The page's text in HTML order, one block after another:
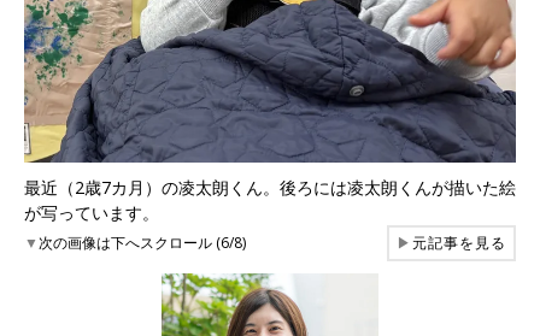
最近（2歳7カ月）の凌太朗くん。後ろには凌太朗くんが描いた絵
が写っています。
▼次の画像は下へスクロール (6/8) ▶元記事を見る